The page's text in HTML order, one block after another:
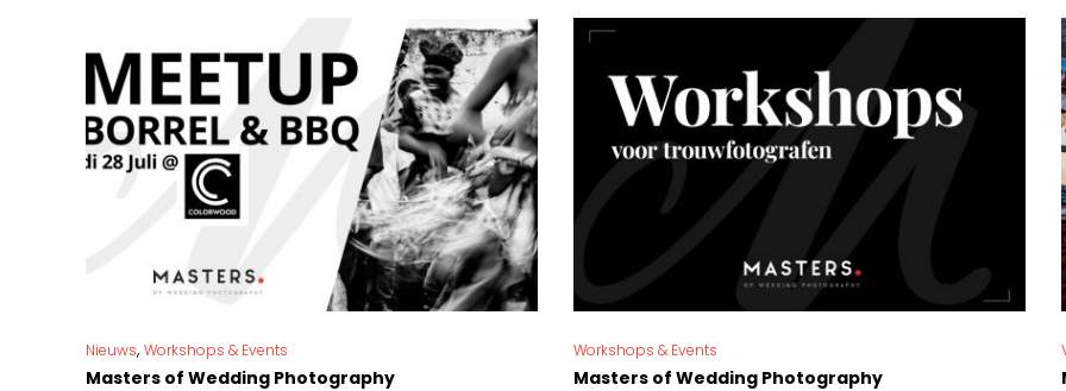
Nieuws, Workshops & Events
Masters of Wedding Photography
Workshops & Events
Masters of Wedding Photography